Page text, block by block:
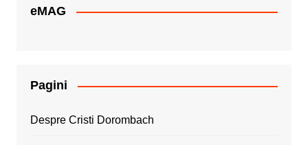
eMAG
Pagini
Despre Cristi Dorombach